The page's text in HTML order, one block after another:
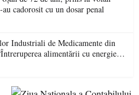
cadorosit cu un dosar penal
Industriali de Medicamente din
alimentării cu energie
va pune în pericol